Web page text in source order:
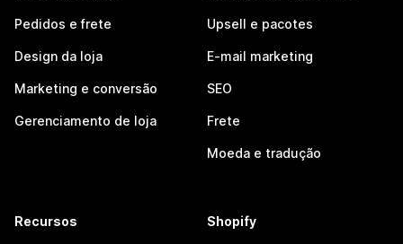
Pedidos e frete
Design da loja
Marketing e conversão
Gerenciamento de loja
Upsell e pacotes
E-mail marketing
SEO
Frete
Moeda e tradução
Recursos Shopify